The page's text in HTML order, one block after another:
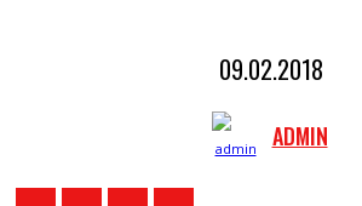
09.02.2018
ADMIN